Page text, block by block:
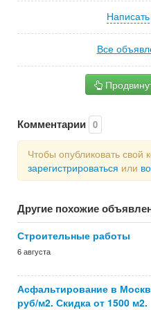
Все
Комментарии 0
Чтобы опубликовать
зарегистрироваться или
Другие похожие
Строительные работы
6 августа
Асфальтирование в
руб/м2. Скидка от 1500 м2.